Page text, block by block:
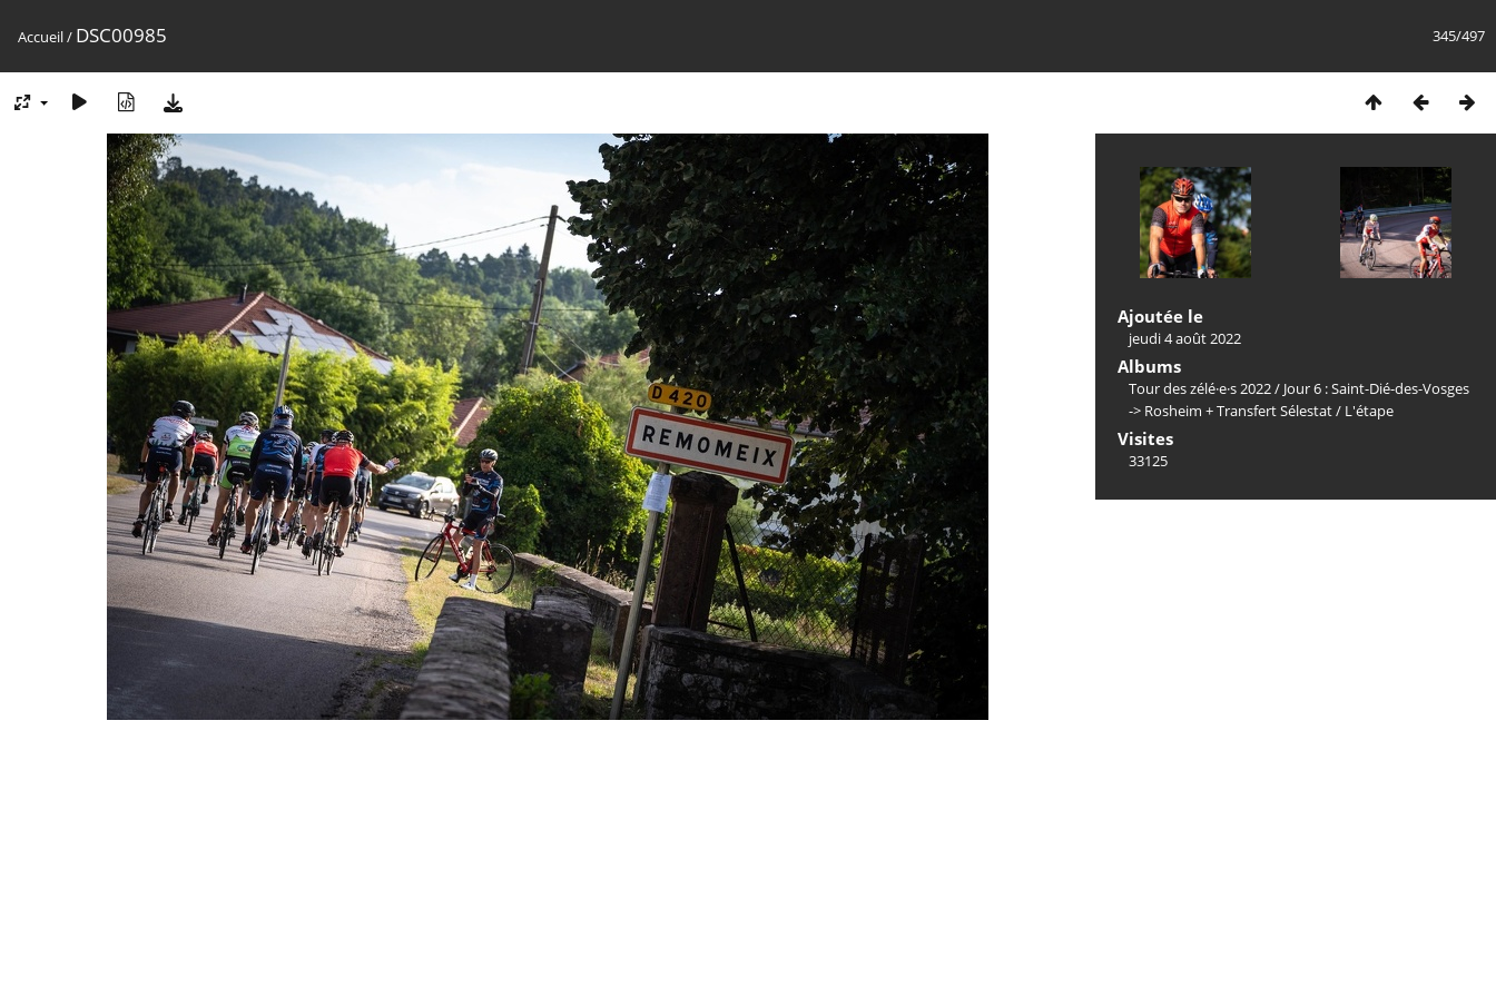
345/497
Accueil/ DSC00985
Ajoutée le
jeudi 4 août 2022
Albums
Tour des zélé·e·s 2022/ Jour 6 : Saint-Dié-des-Vosges
-> Rosheim + Transfert Sélestat/ L'étape
Visites
33125